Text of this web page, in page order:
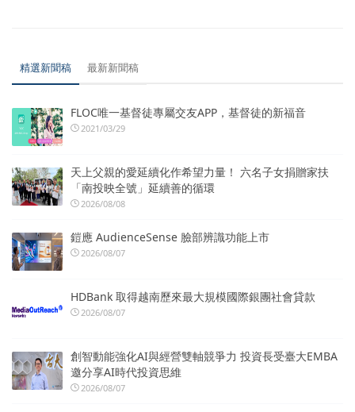
精選新聞稿 最新新聞稿
FLOC唯一基督徒專屬交友APP，基督徒的新福音
2021/03/29
天上父親的愛延續化作希望力量！ 六名子女捐贈家扶
「南投映全號」延續善的循環
2026/08/08
鎧應 AudienceSense 臉部辨識功能上市
2026/08/07
HDBank 取得越南歷來最大規模國際銀團社會貸款
2026/08/07
創智動能強化AI與經營雙軸競爭力 投資長受臺大EMBA
邀分享AI時代投資思維
2026/08/07